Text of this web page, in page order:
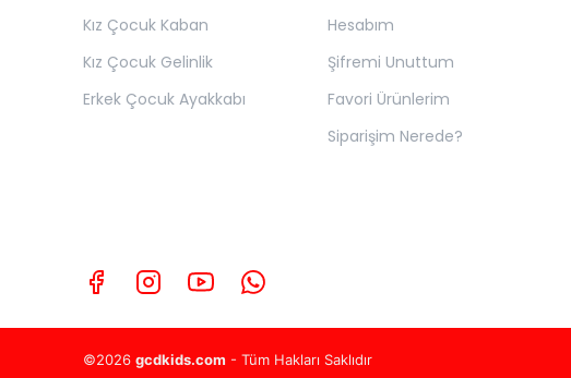
Kız Çocuk Kaban
Kız Çocuk Gelinlik
Erkek Çocuk Ayakkabı
Hesabım
Şifremi Unuttum
Favori Ürünlerim
Siparişim Nerede?
©2026 gcdkids.com - Tüm Hakları Saklıdır